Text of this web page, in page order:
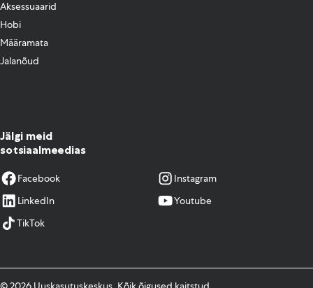
Aksessuaarid
Hobi
Määramata
Jalanõud
Jälgi meid
sotsiaalmeedias
Facebook
Instagram
LinkedIn
Youtube
TikTok